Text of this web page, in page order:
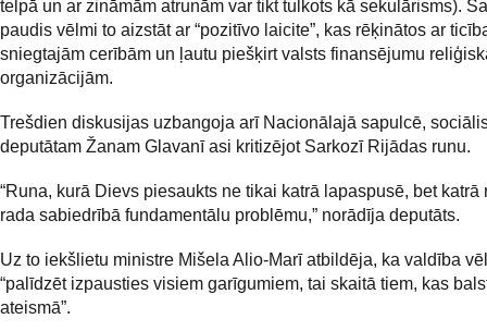
telpā un ar zināmām atrunām var tikt tulkots kā sekulārisms).
paudis vēlmi to aizstāt ar “pozitīvo laicite”, kas rēķinātos ar
sniegtajām cerībām un ļautu piešķirt valsts finansējumu
organizācijām.
Trešdien diskusijas uzbangoja arī Nacionālajā sapulcē,
deputātam Žanam Glavanī asi kritizējot Sarkozī Rijādas runu.
“Runa, kurā Dievs piesaukts ne tikai katrā lapaspusē, bet katrā
rada sabiedrībā fundamentālu problēmu,” norādīja deputāts.
Uz to iekšlietu ministre Mišela Alio-Marī atbildēja, ka valdība
“palīdzēt izpausties visiem garīgumiem, tai skaitā tiem, kas
ateismā”.